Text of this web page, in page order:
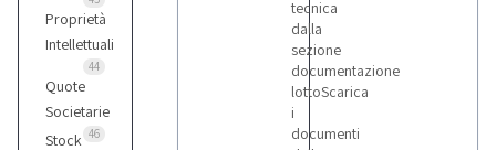
Proprietà
Intellettuali
44
Quote
Societarie
46
Stock
tecnica
dalla
sezione
documentazione
lottoScarica
i
documenti